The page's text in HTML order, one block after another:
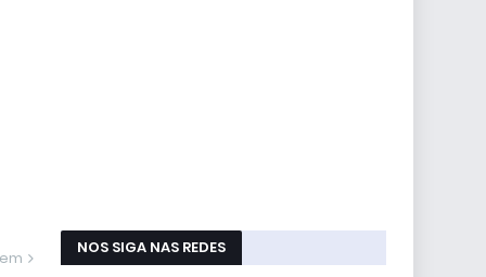
NOS SIGA NAS REDES